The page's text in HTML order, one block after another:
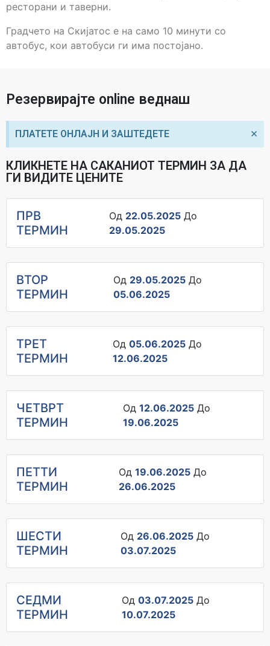
ресторани и таверни.
Градчето на Скијатос е на само 10 минути со
автобус, кои автобуси ги има постојано.
Резервирајте online веднаш
ПЛАТЕТЕ ОНЛАЈН И ЗАШТЕДЕТЕ ×
КЛИКНЕТЕ НА САКАНИОТ ТЕРМИН ЗА ДА
ГИ ВИДИТЕ ЦЕНИТЕ
ПРВ
ТЕРМИН
Од 22.05.2025До
29.05.2025
ВТОР
ТЕРМИН
Од 29.05.2025До
05.06.2025
ТРЕТ
ТЕРМИН
Од05.06.2025 До
12.06.2025
ЧЕТВРТ
ТЕРМИН
Од 12.06.2025До
19.06.2025
ПЕТТИ
ТЕРМИН
Од 19.06.2025До
26.06.2025
ШЕСТИ
ТЕРМИН
Од 26.06.2025 До
03.07.2025
СЕДМИ
ТЕРМИН
Од03.07.2025 До
10.07.2025